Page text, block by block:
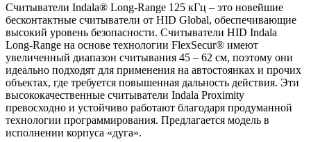
Считыватели Indala® Long-Range 125 кГц – это новейшие
бесконтактные считыватели от HID Global, обеспечивающие
высокий уровень безопасности. Считыватели HID Indala
Long-Range на основе технологии FlexSecur® имеют
увеличенный диапазон считывания 45 – 62 см, поэтому они
идеально подходят для применения на автостоянках и прочих
объектах, где требуется повышенная дальность действия. Эти
высококачественные считыватели Indala Proximity
превосходно и устойчиво работают благодаря продуманной
технологии программирования. Предлагается модель в
исполнении корпуса «дуга».